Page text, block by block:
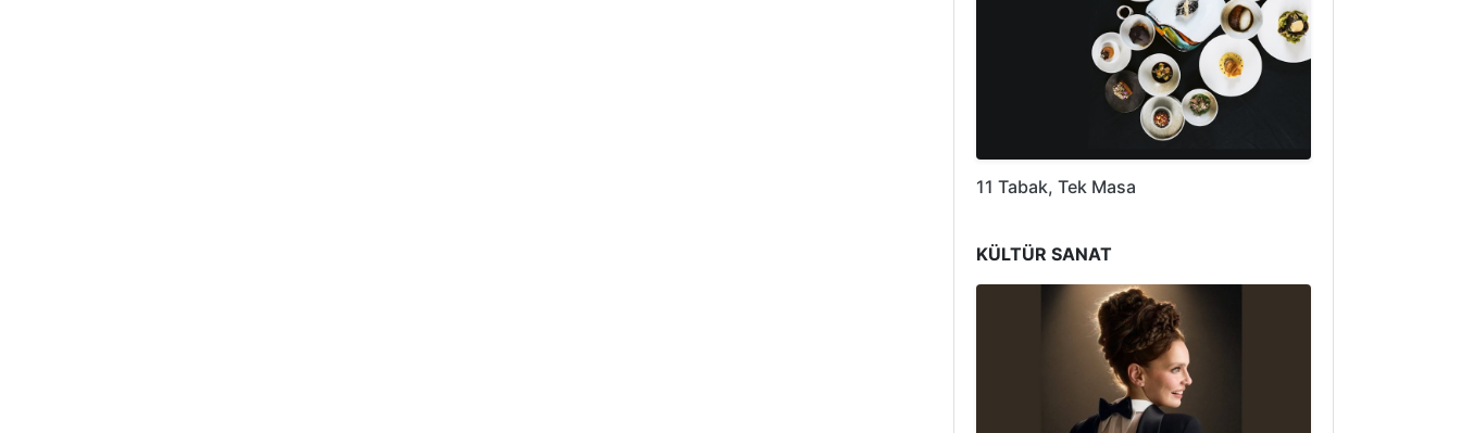
11 Tabak, Tek Masa
KÜLTÜR SANAT